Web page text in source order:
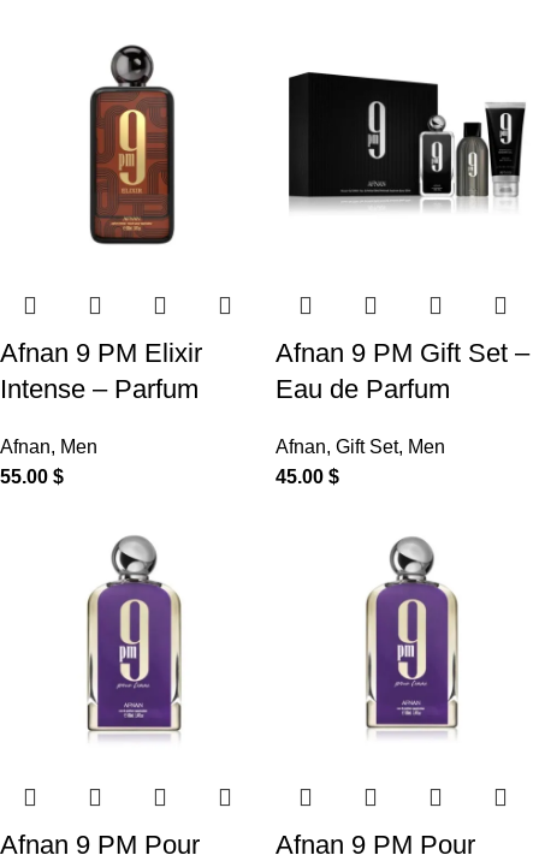
Afnan 9 PM Elixir
Intense – Parfum
Afnan, Men
55.00 $
Afnan 9 PM Gift Set –
Eau de Parfum
Afnan, Gift Set, Men
45.00 $
Afnan 9 PM Pour
Afnan 9 PM Pour